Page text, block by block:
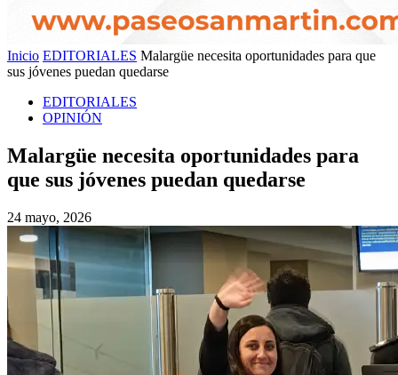
Inicio EDITORIALES Malargüe necesita oportunidades para que
sus jóvenes puedan quedarse
EDITORIALES
OPINIÓN
Malargüe necesita oportunidades para
que sus jóvenes puedan quedarse
24 mayo, 2026